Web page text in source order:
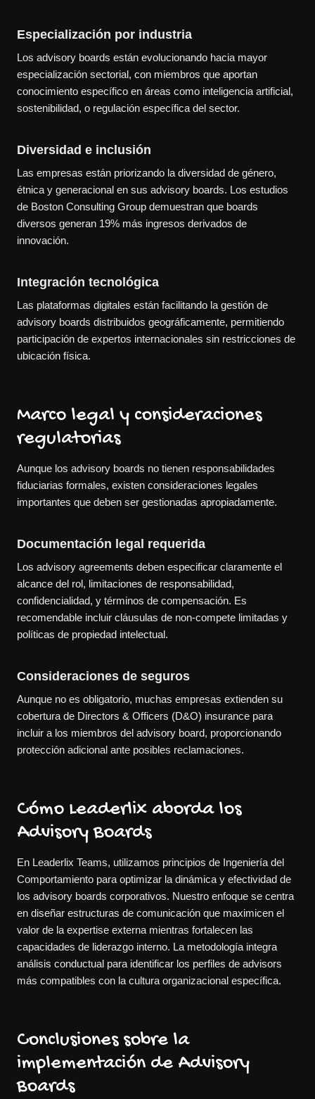
Especialización por industria
Los advisory boards están evolucionando hacia mayor
especialización sectorial, con miembros que aportan
conocimiento específico en áreas como inteligencia artificial,
sostenibilidad, o regulación específica del sector.
Diversidad e inclusión
Las empresas están priorizando la diversidad de género,
étnica y generacional en sus advisory boards. Los estudios
de Boston Consulting Group demuestran que boards
diversos generan 19% más ingresos derivados de
innovación.
Integración tecnológica
Las plataformas digitales están facilitando la gestión de
advisory boards distribuidos geográficamente, permitiendo
participación de expertos internacionales sin restricciones de
ubicación física.
Marco legal y consideraciones
regulatorias
Aunque los advisory boards no tienen responsabilidades
fiduciarias formales, existen consideraciones legales
importantes que deben ser gestionadas apropiadamente.
Documentación legal requerida
Los advisory agreements deben especificar claramente el
alcance del rol, limitaciones de responsabilidad,
confidencialidad, y términos de compensación. Es
recomendable incluir cláusulas de non-compete limitadas y
políticas de propiedad intelectual.
Consideraciones de seguros
Aunque no es obligatorio, muchas empresas extienden su
cobertura de Directors & Officers (D&O) insurance para
incluir a los miembros del advisory board, proporcionando
protección adicional ante posibles reclamaciones.
Cómo Leaderlix aborda los
Advisory Boards
En Leaderlix Teams, utilizamos principios de Ingeniería del
Comportamiento para optimizar la dinámica y efectividad de
los advisory boards corporativos. Nuestro enfoque se centra
en diseñar estructuras de comunicación que maximicen el
valor de la expertise externa mientras fortalecen las
capacidades de liderazgo interno. La metodología integra
análisis conductual para identificar los perfiles de advisors
más compatibles con la cultura organizacional específica.
Conclusiones sobre la
implementación de Advisory
Boards